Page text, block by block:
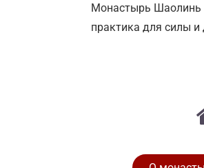
Монастырь Шаолинь
практика для силы и